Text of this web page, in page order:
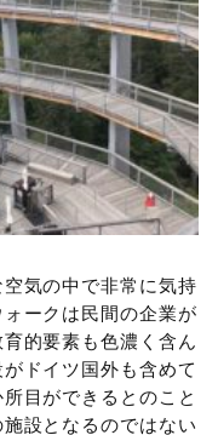
気の中で非常に気持
ークは民間の企業が
的要素も色濃く含ん
ドイツ国外も含めて
目ができるとのこと
設となるのではない